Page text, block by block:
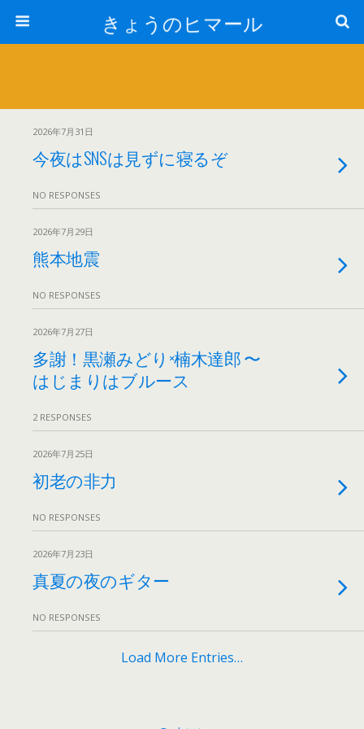
きょうのヒマール
2026年7月31日
今夜はSNSは見ずに寝るぞ
NO RESPONSES
2026年7月29日
熊本地震
NO RESPONSES
2026年7月27日
多謝！黒瀬みどり×楠木達郎 〜
はじまりはブルース
2 RESPONSES
2026年7月25日
初老の非力
NO RESPONSES
2026年7月23日
真夏の夜のギター
NO RESPONSES
Load More Entries…